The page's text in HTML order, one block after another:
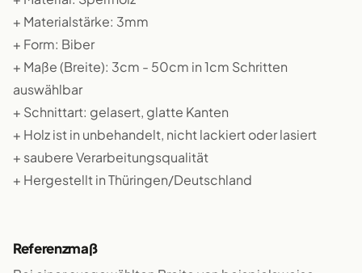
+ Materialstärke: 3mm
+ Form: Biber
+ Maße (Breite): 3cm - 50cm in 1cm Schritten
auswählbar
+ Schnittart: gelasert, glatte Kanten
+ Holz ist in unbehandelt, nicht lackiert oder lasiert
+ saubere Verarbeitungsqualität
+ Hergestellt in Thüringen/Deutschland
Referenzmaß